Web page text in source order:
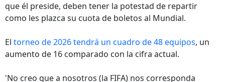
que él preside, deben tener la potestad de repartir
como les plazca su cuota de boletos al Mundial.
El torneo de 2026 tendrá un cuadro de 48 equipos, un
aumento de 16 comparado con la cifra actual.
'No creo que a nosotros (la FIFA) nos corresponda